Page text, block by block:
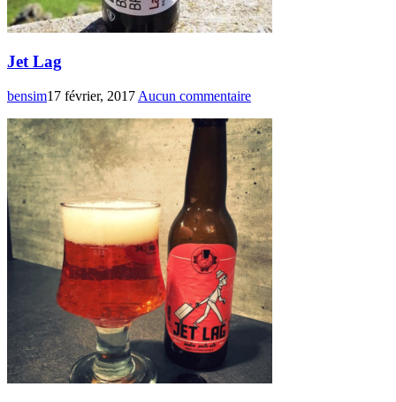
Jet Lag
bensim17 février, 2017 Aucun commentaire